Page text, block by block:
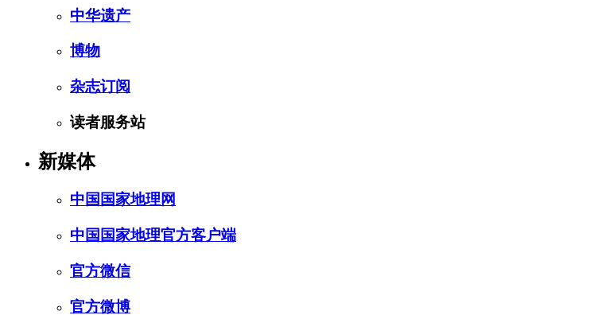
中华遗产
博物
杂志订阅
读者服务站
新媒体
中国国家地理网
中国国家地理官方客户端
官方微信
官方微博